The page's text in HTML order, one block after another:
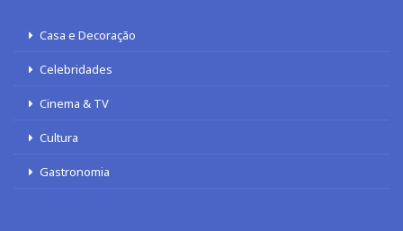
Casa e Decoração
Celebridades
Cinema & TV
Cultura
Gastronomia